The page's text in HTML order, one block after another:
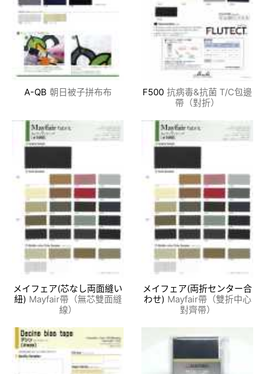
A-QB 朝日被子拼布布 F500 抗病毒&抗菌 T/C包邊
帶（對折）
メイフェア(芯なし両面縫い
紐) Mayfair帶（無芯雙面縫
線）
メイフェア(両折センター合
わせ) Mayfair帶（雙折中心
對齊帶）